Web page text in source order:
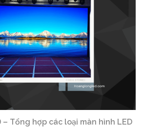
– Tổng hợp các loại màn hình LED